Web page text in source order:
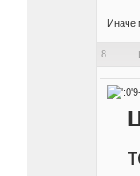
Иначе
8